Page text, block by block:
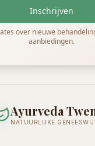
Inschrijven
over nieuwe
aanbiedingen.
Ayurveda
NATUURLIJKE